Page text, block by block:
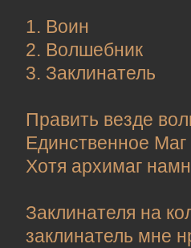
1. Воин
2. Волшебник
3. Заклинатель
Править везде
Единственное Маг
Хотя архимаг
Заклинателя на
заклинатель мне